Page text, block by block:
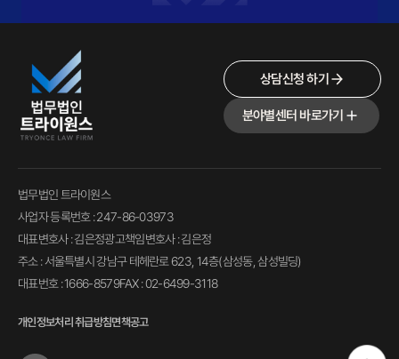
상담신청 하기
분야별센터 바로가기
법무법인 트라이원스
사업자 등록번호 : 247-86-03973
대표변호사 : 김은정광고책임변호사 : 김은정
주소 : 서울특별시 강남구 테헤란로 623, 14층(삼성동, 삼성빌딩)
대표번호 : 1666-8579FAX : 02-6499-3118
개인정보처리 취급방침면책공고